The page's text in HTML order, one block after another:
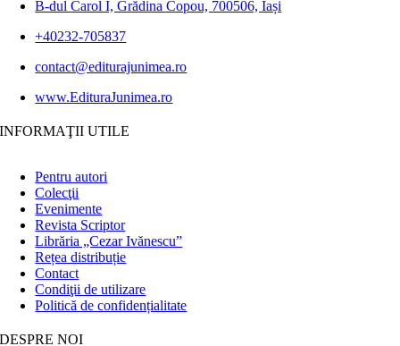
B-dul Carol I, Grădina Copou, 700506, Iași
+40232-705837
contact@editurajunimea.ro
www.EdituraJunimea.ro
INFORMAŢII UTILE
Pentru autori
Colecţii
Evenimente
Revista Scriptor
Librăria „Cezar Ivănescu”
Rețea distribuție
Contact
Condiţii de utilizare
Politică de confidențialitate
DESPRE NOI